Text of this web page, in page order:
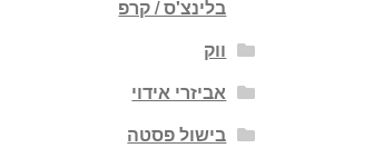
בלינצ'ס / קרפ
ווק
אביזרי אידוי
בישול פסטה